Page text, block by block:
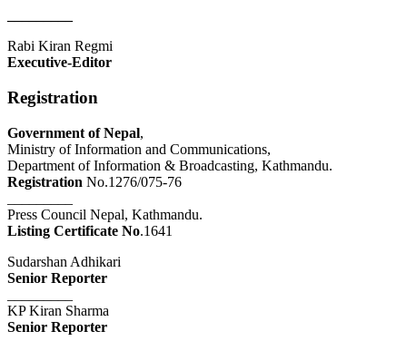
Rabi Kiran Regmi
Executive-Editor
Registration
Government of Nepal,
Ministry of Information and Communications,
Department of Information & Broadcasting, Kathmandu.
Registration No.1276/075-76
Press Council Nepal, Kathmandu.
Listing Certificate No.1641
Sudarshan Adhikari
Senior Reporter
KP Kiran Sharma
Senior Reporter